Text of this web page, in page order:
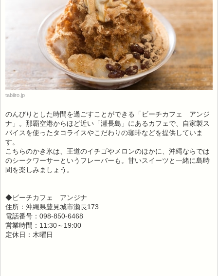
tabiiro.jp
のんびりとした時間を過ごすことができる「ビーチカフェ アンジ
ナ」。那覇空港からほど近い「瀬長島」にあるカフェで、自家製ス
パイスを使ったタコライスやこだわりの珈琲などを提供していま
す。
こちらのかき氷は、王道のイチゴやメロンのほかに、沖縄ならでは
のシークワーサーというフレーバーも。甘いスイーツと一緒に島時
間を楽しみましょう。
◆ビーチカフェ アンジナ
住所：沖縄県豊見城市瀬長173
電話番号：098-850-6468
営業時間：11:30～19:00
定休日：木曜日